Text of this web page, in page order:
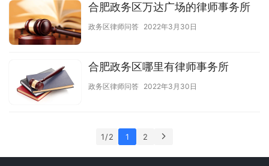
合肥政务区万达广场的律师事务所
政务区律师问答 2022年3月30日
合肥政务区哪里有律师事务所
政务区律师问答 2022年3月30日
1 / 2 1 2